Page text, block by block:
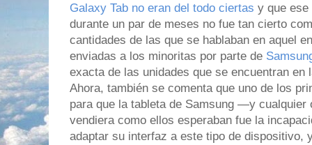
Galaxy Tab no eran del todo ciertas y que ese
durante un par de meses no fue tan cierto
cantidades de las que se hablaban en aquel
enviadas a los minoritas por parte de
exacta de las unidades que se encuentran
Ahora, también se comenta que uno de los
para que la tableta de Samsung —y
vendiera como ellos esperaban fue la
adaptar su interfaz a este tipo de dispositivo,